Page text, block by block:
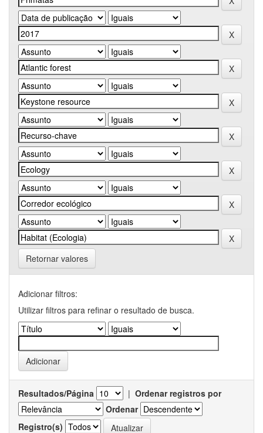
Retornar valores
Adicionar filtros:
Utilizar filtros para refinar o resultado de busca.
Resultados/Página | Ordenar registros por
Ordenar
Registro(s)